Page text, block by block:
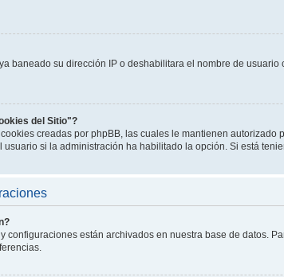
baneado su dirección IP o deshabilitara el nombre de
del Sitio"?
creadas por phpBB, las cuales le mantienen
si la administración ha habilitado la opción. Si está
configuraciones están archivados en nuestra base de datos.